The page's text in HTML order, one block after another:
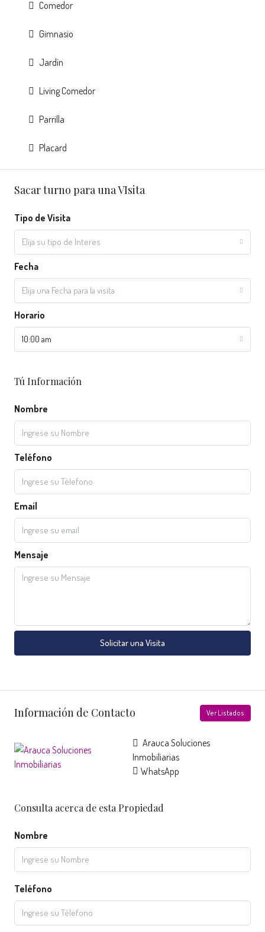
Comedor
Gimnasio
Jardín
Living Comedor
Parrilla
Placard
Sacar turno para una VIsita
Tipo de Visita
Elija su tipo de Interes
Fecha
Elija una Fecha para la visita
Horario
10:00 am
Tú Información
Nombre
Teléfono
Email
Mensaje
Solicitar una Visita
Información de Contacto Ver Listados
Arauca Soluciones
Inmobiliarias
WhatsApp
Consulta acerca de esta Propiedad
Nombre
Teléfono